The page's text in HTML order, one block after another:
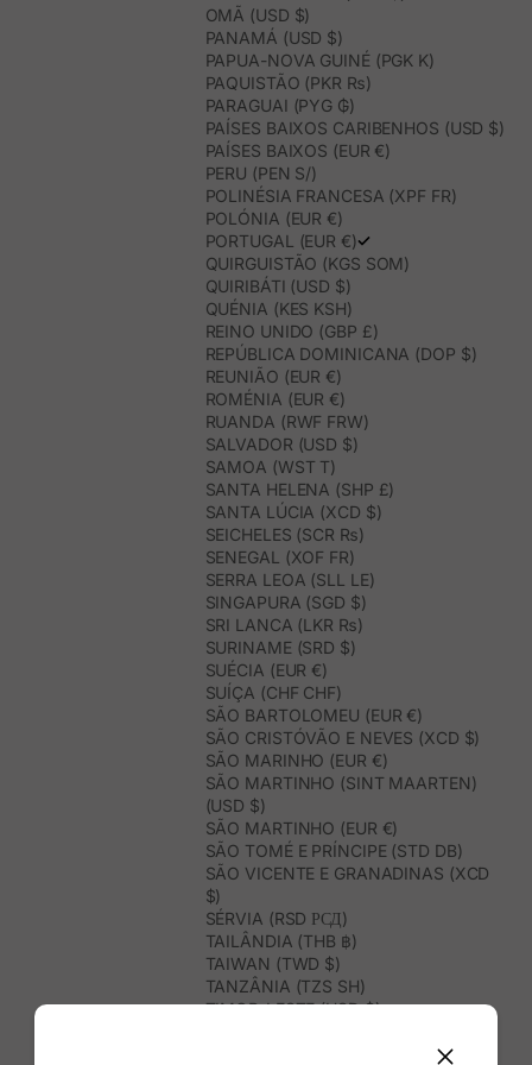
OMÃ (USD $)
PANAMÁ (USD $)
PAPUA-NOVA GUINÉ (PGK K)
PAQUISTÃO (PKR ₨)
PARAGUAI (PYG ₲)
PAÍSES BAIXOS CARIBENHOS (USD $)
PAÍSES BAIXOS (EUR €)
PERU (PEN S/)
POLINÉSIA FRANCESA (XPF FR)
POLÓNIA (EUR €)
PORTUGAL (EUR €)
QUIRGUISTÃO (KGS SOM)
QUIRIBÁTI (USD $)
QUÉNIA (KES KSH)
REINO UNIDO (GBP £)
REPÚBLICA DOMINICANA (DOP $)
REUNIÃO (EUR €)
ROMÉNIA (EUR €)
RUANDA (RWF FRW)
SALVADOR (USD $)
SAMOA (WST T)
SANTA HELENA (SHP £)
SANTA LÚCIA (XCD $)
SEICHELES (SCR ₨)
SENEGAL (XOF FR)
SERRA LEOA (SLL LE)
SINGAPURA (SGD $)
SRI LANCA (LKR ₨)
SURINAME (SRD $)
SUÉCIA (EUR €)
SUÍÇA (CHF CHF)
SÃO BARTOLOMEU (EUR €)
SÃO CRISTÓVÃO E NEVES (XCD $)
SÃO MARINHO (EUR €)
SÃO MARTINHO (SINT MAARTEN)
(USD $)
SÃO MARTINHO (EUR €)
SÃO TOMÉ E PRÍNCIPE (STD DB)
SÃO VICENTE E GRANADINAS (XCD
$)
SÉRVIA (RSD РСД)
TAILÂNDIA (THB ฿)
TAIWAN (TWD $)
TANZÂNIA (TZS SH)
TIMOR-LESTE (USD $)